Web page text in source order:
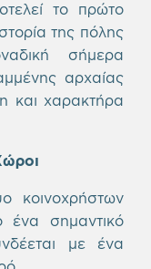
το πρώτο
της πόλης
σήμερα
αρχαίας
και χαρακτήρα
κοινοχρήστων
ένα σημαντικό
με ένα